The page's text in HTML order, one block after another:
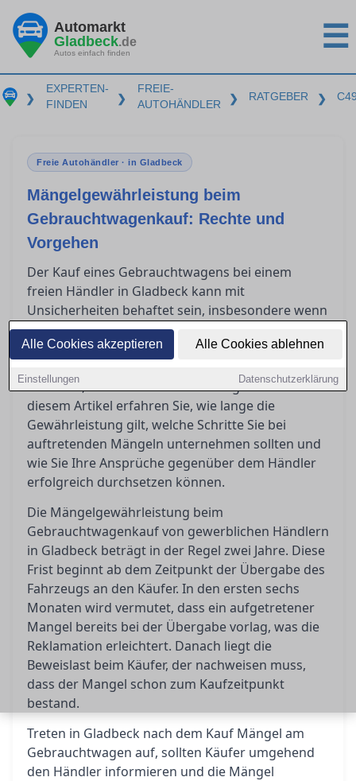
Alle Cookies akzeptieren Alle Cookies ablehnen
Einstellungen Datenschutzerklärung
Automarkt
Gladbeck.de
Autos einfach finden ☰
❯
EXPERTEN-
FINDEN
❯
FREIE-
AUTOHÄNDLER
❯ RATGEBER ❯
Freie Autohändler · in Gladbeck
Mängelgewährleistung beim
Gebrauchtwagenkauf: Rechte und
Vorgehen
Der Kauf eines Gebrauchtwagens bei einem
freien Händler in Gladbeck kann mit
Unsicherheiten behaftet sein, insbesondere wenn
nach dem Kauf Mängel auftreten. Gewerbliche
Verkäufer sind jedoch gesetzlich zur
bedeutet, dass bestimmte Rechte greifen. In
diesem Artikel erfahren Sie, wie lange die
Gewährleistung gilt, welche Schritte Sie bei
auftretenden Mängeln unternehmen sollten und
wie Sie Ihre Ansprüche gegenüber dem Händler
erfolgreich durchsetzen können.
Die Mängelgewährleistung beim
Gebrauchtwagenkauf von gewerblichen Händlern
in Gladbeck beträgt in der Regel zwei Jahre. Diese
Frist beginnt ab dem Zeitpunkt der Übergabe des
Fahrzeugs an den Käufer. In den ersten sechs
Monaten wird vermutet, dass ein aufgetretener
Mangel bereits bei der Übergabe vorlag, was die
Reklamation erleichtert. Danach liegt die
Beweislast beim Käufer, der nachweisen muss,
dass der Mangel schon zum Kaufzeitpunkt
bestand.
Treten in Gladbeck nach dem Kauf Mängel am
Gebrauchtwagen auf, sollten Käufer umgehend
den Händler informieren und die Mängel